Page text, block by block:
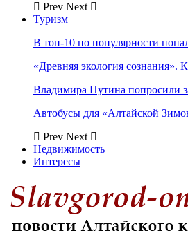
Prev Next
Туризм
В топ-10 по популярности
«Древняя экология сознания».
Владимира Путина попросили
Автобусы для «Алтайской
Prev Next
Недвижимость
Интересы